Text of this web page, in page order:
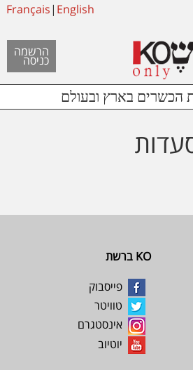
הכשרים בארץ ובעולם
הרשמה
כניסה
Français| English
KO ברשת
פייסבוק
טוויטר
אינסטגרם
יוטיוב